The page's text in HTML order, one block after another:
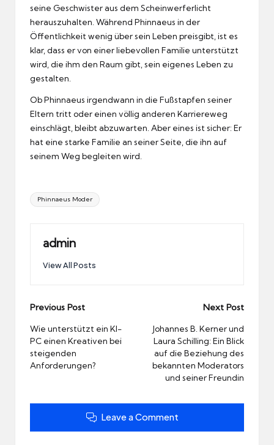
seine Geschwister aus dem Scheinwerferlicht
herauszuhalten. Während Phinnaeus in der
Öffentlichkeit wenig über sein Leben preisgibt, ist es
klar, dass er von einer liebevollen Familie unterstützt
wird, die ihm den Raum gibt, sein eigenes Leben zu
gestalten.
Ob Phinnaeus irgendwann in die Fußstapfen seiner
Eltern tritt oder einen völlig anderen Karriereweg
einschlägt, bleibt abzuwarten. Aber eines ist sicher: Er
hat eine starke Familie an seiner Seite, die ihn auf
seinem Weg begleiten wird.
Tags:
Phinnaeus Moder
admin
View All Posts
Post
navigation
Previous Post
Wie unterstützt ein KI-
PC einen Kreativen bei
steigenden
Anforderungen?
Next Post
Johannes B. Kerner und
Laura Schilling: Ein Blick
auf die Beziehung des
bekannten Moderators
und seiner Freundin
Leave a Comment